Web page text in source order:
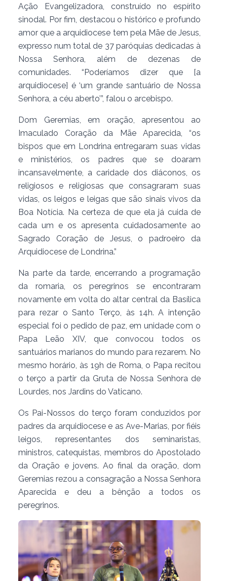
Ação Evangelizadora, construído no espírito
sinodal. Por fim, destacou o histórico e profundo
amor que a arquidiocese tem pela Mãe de Jesus,
expresso num total de 37 paróquias dedicadas à
Nossa Senhora, além de dezenas de
comunidades. “Poderíamos dizer que [a
arquidiocese] é ‘um grande santuário de Nossa
Senhora, a céu aberto’”, falou o arcebispo.
Dom Geremias, em oração, apresentou ao
Imaculado Coração da Mãe Aparecida, “os
bispos que em Londrina entregaram suas vidas
e ministérios, os padres que se doaram
incansavelmente, a caridade dos diáconos, os
religiosos e religiosas que consagraram suas
vidas, os leigos e leigas que são sinais vivos da
Boa Notícia. Na certeza de que ela já cuida de
cada um e os apresenta cuidadosamente ao
Sagrado Coração de Jesus, o padroeiro da
Arquidiocese de Londrina.”
Na parte da tarde, encerrando a programação
da romaria, os peregrinos se encontraram
novamente em volta do altar central da Basílica
para rezar o Santo Terço, às 14h. A intenção
especial foi o pedido de paz, em unidade com o
Papa Leão XIV, que convocou todos os
santuários marianos do mundo para rezarem. No
mesmo horário, às 19h de Roma, o Papa recitou
o terço a partir da Gruta de Nossa Senhora de
Lourdes, nos Jardins do Vaticano.
Os Pai-Nossos do terço foram conduzidos por
padres da arquidiocese e as Ave-Marias, por fiéis
leigos, representantes dos seminaristas,
ministros, catequistas, membros do Apostolado
da Oração e jovens. Ao final da oração, dom
Geremias rezou a consagração a Nossa Senhora
Aparecida e deu a bênção a todos os
peregrinos.